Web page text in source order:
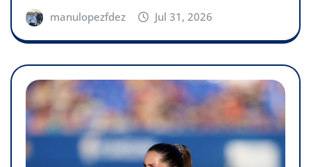
manulopezfdez Jul 31, 2026